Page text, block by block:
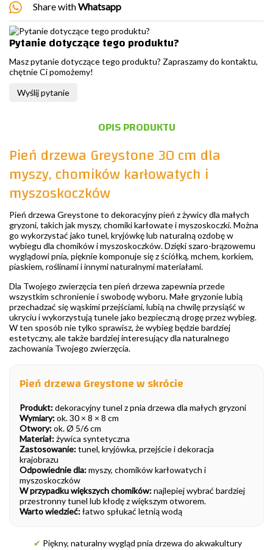
Share withWhatsapp
Pytanie dotyczące tego produktu?
Masz pytanie dotyczące tego produktu? Zapraszamy do kontaktu,
chętnie Ci pomożemy!
Wyślij pytanie
OPIS PRODUKTU
Pień drzewa Greystone 30 cm dla
myszy, chomików karłowatych i
myszoskoczków
Pień drzewa Greystone to dekoracyjny pień z żywicy dla małych
gryzoni, takich jak myszy, chomiki karłowate i myszoskoczki. Można
go wykorzystać jako tunel, kryjówkę lub naturalną ozdobę w
wybiegu dla chomików i myszoskoczków. Dzięki szaro-brązowemu
wyglądowi pnia, pięknie komponuje się z ściółką, mchem, korkiem,
piaskiem, roślinami i innymi naturalnymi materiałami.
Dla Twojego zwierzęcia ten pień drzewa zapewnia przede
wszystkim schronienie i swobodę wyboru. Małe gryzonie lubią
przechadzać się wąskimi przejściami, lubią na chwilę przysiąść w
ukryciu i wykorzystują tunele jako bezpieczną drogę przez wybieg.
W ten sposób nie tylko sprawisz, że wybieg będzie bardziej
estetyczny, ale także bardziej interesujący dla naturalnego
zachowania Twojego zwierzęcia.
Pień drzewa Greystone w skrócie
Produkt:dekoracyjny tunel z pnia drzewa dla małych gryzoni
Wymiary:ok. 30 × 8 × 8 cm
Otwory:ok. Ø 5/6 cm
Materiał:żywica syntetyczna
Zastosowanie:tunel, kryjówka, przejście i dekoracja
krajobrazu
Odpowiednie dla:myszy, chomików karłowatych i
myszoskoczków
W przypadku większych chomików:najlepiej wybrać bardziej
przestronny tunel lub kłodę z większym otworem.
Warto wiedzieć:łatwo spłukać letnią wodą
✔ Piękny, naturalny wygląd pnia drzewa do akwakultury